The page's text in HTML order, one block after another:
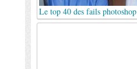
Le top 40 des fails photoshop